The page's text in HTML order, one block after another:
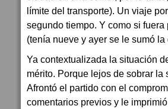
límite del transporte). Un viaje
segundo tiempo. Y como si
(tenía nueve y ayer se le sumó
Ya contextualizada la situación
mérito. Porque lejos de sobrar
Afrontó el partido con el
comentarios previos y le